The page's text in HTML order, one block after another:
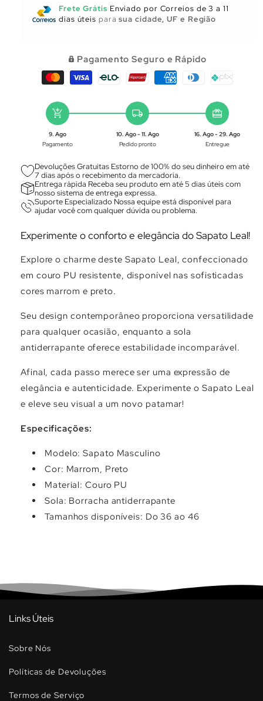
de
Utensílios
de
Utensílios
Frete Grátis Enviado por Correios de 3 a 11
dias úteis parasua cidade, UF e Região
Pagamento Seguro e Rápido
add_shopping_cart
9. Ago
Pagamento
local_shipping
10. Ago - 11. Ago
Pedido pronto
redeem
16. Ago - 29. Ago
Entregue
Devoluções Gratuitas Estorno de 100% do seu dinheiro em até
7 dias após o recebimento da mercadoria.
Entrega rápida Receba seu produto em até 5 dias úteis com
nosso sistema de entrega expressa.
Suporte Especializado Nossa equipe está disponível para
ajudar você com qualquer dúvida ou problema.
Experimente o conforto e elegância do Sapato Leal!
Explore o charme deste Sapato Leal, confeccionado
em couro PU resistente, disponível nas sofisticadas
cores marrom e preto.
Seu design contemporâneo proporciona versatilidade
para qualquer ocasião, enquanto a sola
antiderrapante oferece estabilidade incomparável.
Afinal, cada passo merece ser uma expressão de
elegância e autenticidade. Experimente o Sapato Leal
e eleve seu visual a um novo patamar!
Especificações:
Modelo: Sapato Masculino
Cor: Marrom, Preto
Material: Couro PU
Sola: Borracha antiderrapante
Tamanhos disponíveis: Do 36 ao 46
Links Úteis
Sobre Nós
Políticas de Devoluções
Termos de Serviço